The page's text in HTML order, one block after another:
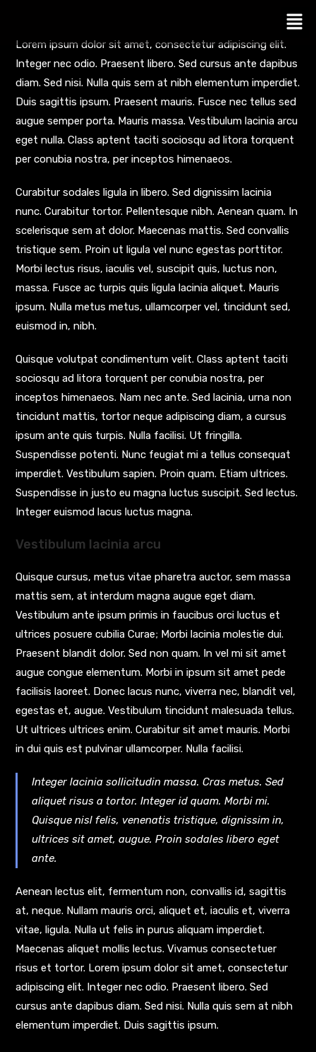
Lorem ipsum dolor sit amet, consectetur adipiscing elit.
Integer nec odio. Praesent libero. Sed cursus ante dapibus
diam. Sed nisi. Nulla quis sem at nibh elementum imperdiet.
Duis sagittis ipsum. Praesent mauris. Fusce nec tellus sed
augue semper porta. Mauris massa. Vestibulum lacinia arcu
eget nulla. Class aptent taciti sociosqu ad litora torquent
per conubia nostra, per inceptos himenaeos.
Curabitur sodales ligula in libero. Sed dignissim lacinia
nunc. Curabitur tortor. Pellentesque nibh. Aenean quam. In
scelerisque sem at dolor. Maecenas mattis. Sed convallis
tristique sem. Proin ut ligula vel nunc egestas porttitor.
Morbi lectus risus, iaculis vel, suscipit quis, luctus non,
massa. Fusce ac turpis quis ligula lacinia aliquet. Mauris
ipsum. Nulla metus metus, ullamcorper vel, tincidunt sed,
euismod in, nibh.
Quisque volutpat condimentum velit. Class aptent taciti
sociosqu ad litora torquent per conubia nostra, per
inceptos himenaeos. Nam nec ante. Sed lacinia, urna non
tincidunt mattis, tortor neque adipiscing diam, a cursus
ipsum ante quis turpis. Nulla facilisi. Ut fringilla.
Suspendisse potenti. Nunc feugiat mi a tellus consequat
imperdiet. Vestibulum sapien. Proin quam. Etiam ultrices.
Suspendisse in justo eu magna luctus suscipit. Sed lectus.
Integer euismod lacus luctus magna.
Vestibulum lacinia arcu
Quisque cursus, metus vitae pharetra auctor, sem massa
mattis sem, at interdum magna augue eget diam.
Vestibulum ante ipsum primis in faucibus orci luctus et
ultrices posuere cubilia Curae; Morbi lacinia molestie dui.
Praesent blandit dolor. Sed non quam. In vel mi sit amet
augue congue elementum. Morbi in ipsum sit amet pede
facilisis laoreet. Donec lacus nunc, viverra nec, blandit vel,
egestas et, augue. Vestibulum tincidunt malesuada tellus.
Ut ultrices ultrices enim. Curabitur sit amet mauris. Morbi
in dui quis est pulvinar ullamcorper. Nulla facilisi.
Integer lacinia sollicitudin massa. Cras metus. Sed
aliquet risus a tortor. Integer id quam. Morbi mi.
Quisque nisl felis, venenatis tristique, dignissim in,
ultrices sit amet, augue. Proin sodales libero eget
ante.
Aenean lectus elit, fermentum non, convallis id, sagittis
at, neque. Nullam mauris orci, aliquet et, iaculis et, viverra
vitae, ligula. Nulla ut felis in purus aliquam imperdiet.
Maecenas aliquet mollis lectus. Vivamus consectetuer
risus et tortor. Lorem ipsum dolor sit amet, consectetur
adipiscing elit. Integer nec odio. Praesent libero. Sed
cursus ante dapibus diam. Sed nisi. Nulla quis sem at nibh
elementum imperdiet. Duis sagittis ipsum.